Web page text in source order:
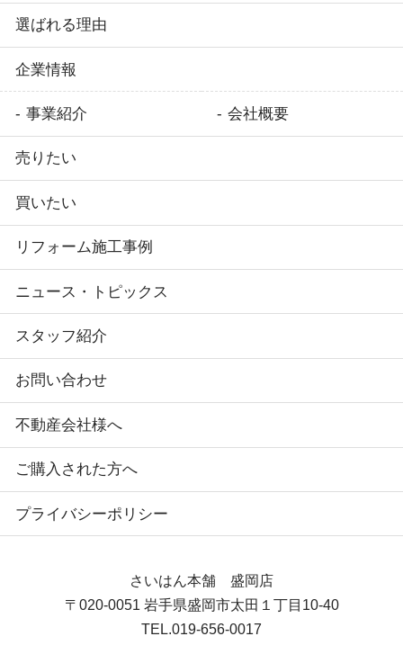
選ばれる理由
企業情報
事業紹介 会社概要
売りたい
買いたい
リフォーム施工事例
ニュース・トピックス
スタッフ紹介
お問い合わせ
不動産会社様へ
ご購入された方へ
プライバシーポリシー
さいはん本舗 盛岡店
〒020-0051 岩手県盛岡市太田１丁目10-40
TEL.019-656-0017